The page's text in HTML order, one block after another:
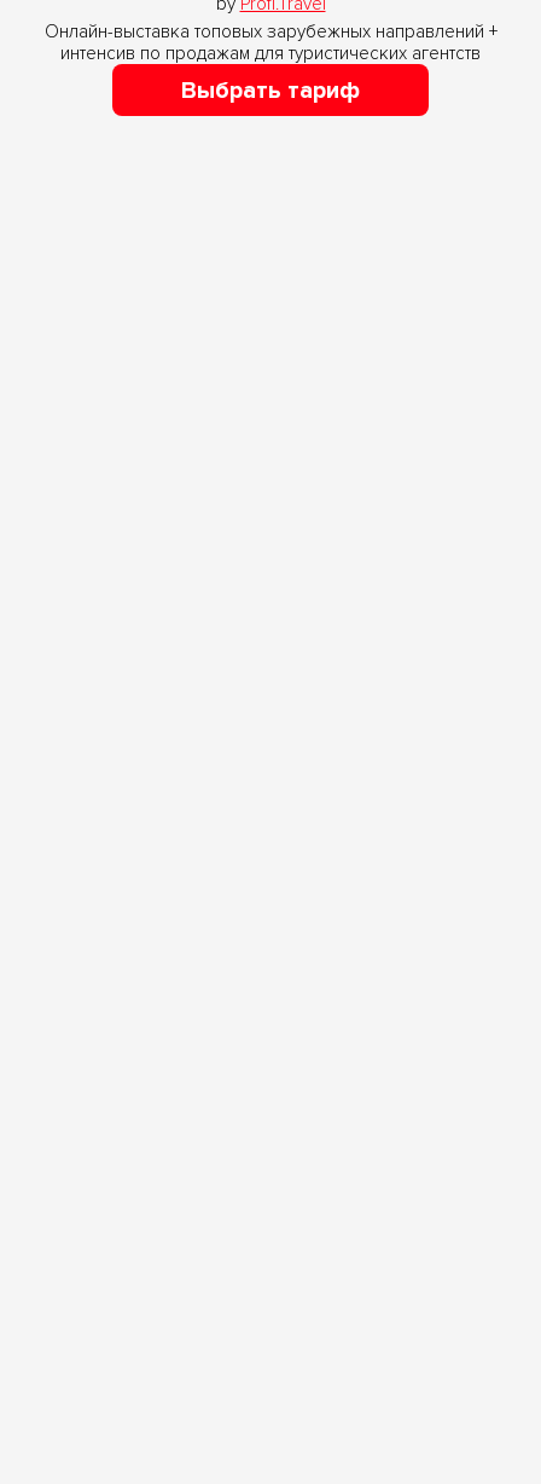
Онлайн-выставка топовых зарубежных направлений +
интенсив по продажам для туристических агентств
Выбрать тариф